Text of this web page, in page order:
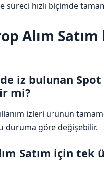
süreci hızlı biçimde
Alım Satım
iz bulunan
mi?
izleri ürünün
duruma göre değişebilir.
Satım için tek